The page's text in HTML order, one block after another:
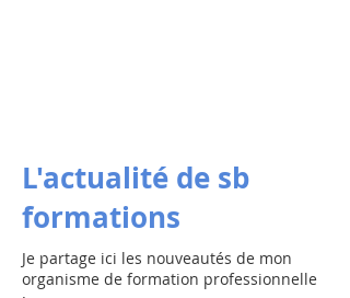
L'actualité de sb
formations
Je partage ici les nouveautés de mon
organisme de formation professionnelle